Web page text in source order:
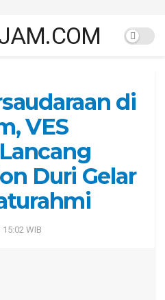
di
VES
Duri Gelar
WIB